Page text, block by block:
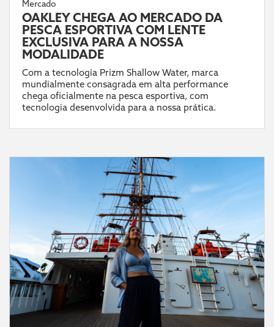
Mercado
OAKLEY CHEGA AO MERCADO DA
PESCA ESPORTIVA COM LENTE
EXCLUSIVA PARA A NOSSA
MODALIDADE
Com a tecnologia Prizm Shallow Water, marca
mundialmente consagrada em alta performance
chega oficialmente na pesca esportiva, com
tecnologia desenvolvida para a nossa prática.